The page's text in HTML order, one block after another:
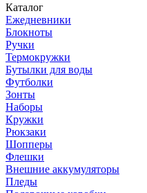
Каталог
Ежедневники
Блокноты
Ручки
Термокружки
Бутылки для воды
Футболки
Зонты
Наборы
Кружки
Рюкзаки
Шопперы
Флешки
Внешние аккумуляторы
Пледы